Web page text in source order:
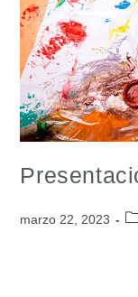
marzo 22, 2023